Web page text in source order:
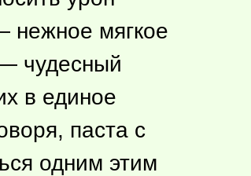
нежное мягкое
чудесный
в единое
паста с
одним этим